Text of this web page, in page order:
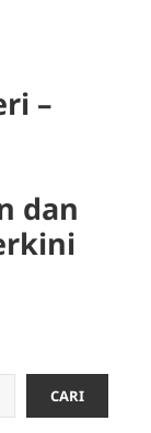
–
dan
CARI